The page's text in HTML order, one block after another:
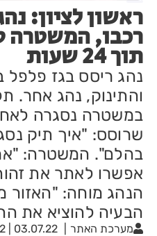
ראשון לציון:
רכבו, המשטרה
תוך 24 שעות
נהג ריסס בגז פלפל
והתינוק, נהג אחר.
במשטרה נסגרה
שרוסס: "איך תיק
בהלם". המשטרה:
אפשרו לאתר את
הנהג מוחה:
הבעיה להוציא את
מערכת האתר 03.07.22 | 11:32